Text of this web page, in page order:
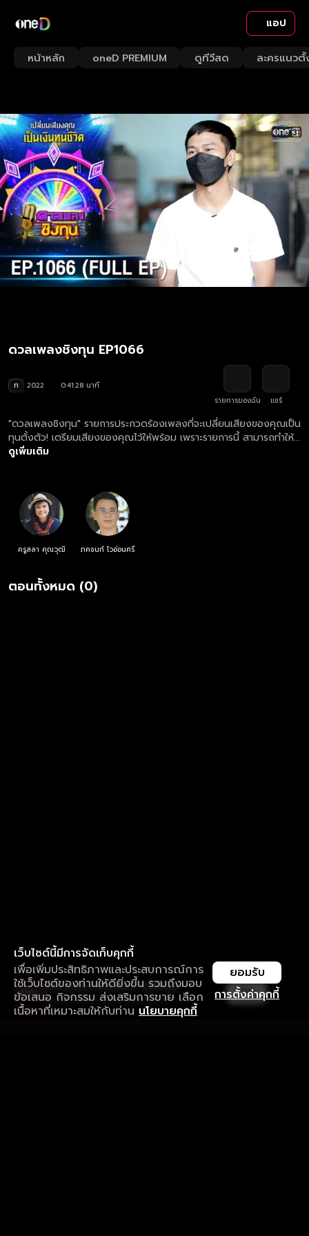
แอป
หน้าหลัก oneD PREMIUM ดูทีวีสด ละครแนวตั้
ดวลเพลงชิงทุน EP1066
ท 2022
0:41:28 นาที
รายการของฉัน
แชร์
"ดวลเพลงชิงทุน" รายการประกวดร้องเพลงที่จะเปลี่ยนเสียงของคุณเป็น
ทุนตั้งตัว! เตรียมเสียงของคุณไว้ให้พร้อม เพราะรายการนี้ สามารถทำให้
เสียงของคุณต่อยอดอนาคตคุณได้!
ดูเพิ่มเติม
ครูสลา คุณวุฒิ ภคชนก์ โวอ่อนศรี
ตอนทั้งหมด (0)
เว็บไซต์นี้มีการจัดเก็บคุกกี้
เพื่อเพิ่มประสิทธิภาพและประสบการณ์การ
ใช้เว็บไซต์ของท่านให้ดียิ่งขึ้น รวมถึงมอบ
ข้อเสนอ กิจกรรม ส่งเสริมการขาย เลือก
เนื้อหาที่เหมาะสมให้กับท่าน นโยบายคุกกี้
การตั้งค่าคุกกี้
ยอมรับ
ใช้งานแอป ลื่นไหลกว่า ไม่มีสะดุด
ดาวน์โหลดแอปเพื่อการรับชมที่ดีกว่า เปิด